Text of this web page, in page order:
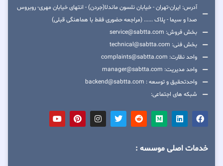
آدرس: ایران-تهران - خیابان نلسون ماندلا(جردن) - انتهای خیابان مهری- روبروس
صدا و سیما - پلاک ...... (مراجعه حضوری فقط با هماهنگی قبلی)
بخش فروش: service@sabtta.com
بخش فنی: technical@sabtta.com
واحد نظارت: complaints@sabtta.com
واحد مدیریت: manager@sabtta.com
واحدتحقیق و توسعه : backend@sabtta.com
شبکه های اجتماعی:
خدمات اصلی موسسه :